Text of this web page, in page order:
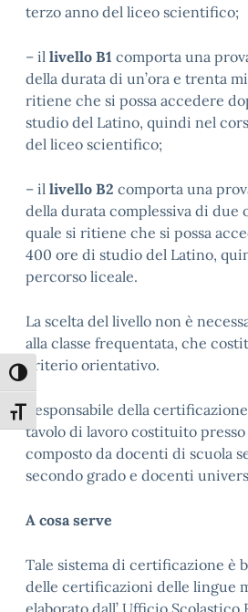
Attiva/disattiva alto contrasto
Attiva/disattiva dimensione testo
terzo anno del liceo scientifico;
– il livello B1 comporta una
della durata di un’ora e trenta
ritiene che si possa accedere
studio del Latino, quindi nel
del liceo scientifico;
– il livello B2 comporta una
della durata complessiva di due
quale si ritiene che si possa
400 ore di studio del Latino,
percorso liceale.
La scelta del livello non è
alla classe frequentata, che
criterio orientativo.
Responsabile della
tavolo di lavoro costituito presso
composto da docenti di scuola
secondo grado e docenti
A cosa serve
Tale sistema di certificazione è
delle certificazioni delle lingue
elaborato dall’ Ufficio Scolastico